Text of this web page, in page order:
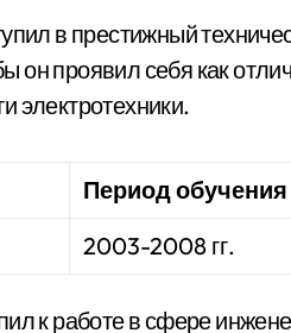
в престижный
он проявил себя как
электротехники.
Период обучения
2003-2008 гг.
к работе в сфере